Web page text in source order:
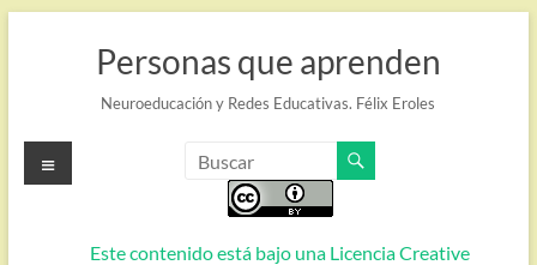
Personas que aprenden
Neuroeducación y Redes Educativas. Félix Eroles
Este contenido está bajo una Licencia Creative
Menú